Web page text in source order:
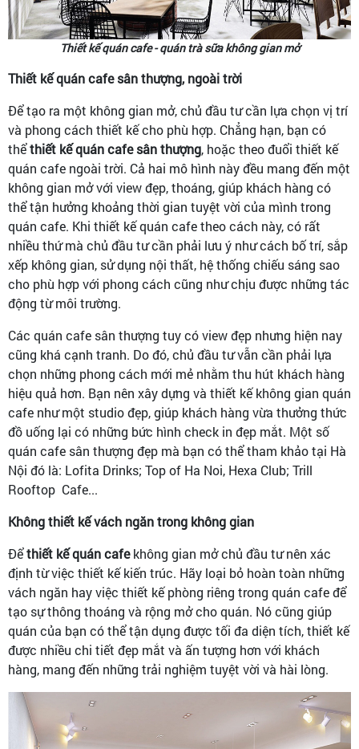
Thiết kế quán cafe - quán trà sữa không gian mở
Thiết kế quán cafe sân thượng, ngoài trời
Để tạo ra một không gian mở, chủ đầu tư cần lựa chọn vị trí
và phong cách thiết kế cho phù hợp. Chẳng hạn, bạn có
thểthiết kế quán cafe sân thượng, hoặc theo đuổi thiết kế
quán cafe ngoài trời. Cả hai mô hình này đều mang đến một
không gian mở với view đẹp, thoáng, giúp khách hàng có
thể tận hưởng khoảng thời gian tuyệt vời của mình trong
quán cafe. Khi thiết kế quán cafe theo cách này, có rất
nhiều thứ mà chủ đầu tư cần phải lưu ý như cách bố trí, sắp
xếp không gian, sử dụng nội thất, hệ thống chiếu sáng sao
cho phù hợp với phong cách cũng như chịu được những tác
động từ môi trường.
Các quán cafe sân thượng tuy có view đẹp nhưng hiện nay
cũng khá cạnh tranh. Do đó, chủ đầu tư vẫn cần phải lựa
chọn những phong cách mới mẻ nhằm thu hút khách hàng
hiệu quả hơn. Bạn nên xây dựng và thiết kế không gian quán
cafe như một studio đẹp, giúp khách hàng vừa thưởng thức
đồ uống lại có những bức hình check in đẹp mắt. Một số
quán cafe sân thượng đẹp mà bạn có thể tham khảo tại Hà
Nội đó là: Lofita Drinks; Top of Ha Noi, Hexa Club; Trill
Rooftop Cafe...
Không thiết kế vách ngăn trong không gian
Đểthiết kế quán cafekhông gian mở chủ đầu tư nên xác
định từ việc thiết kế kiến trúc. Hãy loại bỏ hoàn toàn những
vách ngăn hay việc thiết kế phòng riêng trong quán cafe để
tạo sự thông thoáng và rộng mở cho quán. Nó cũng giúp
quán của bạn có thể tận dụng được tối đa diện tích, thiết kế
được nhiều chi tiết đẹp mắt và ấn tượng hơn với khách
hàng, mang đến những trải nghiệm tuyệt vời và hài lòng.